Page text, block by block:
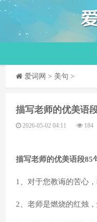
爱词网 > 美句 >
描写老师的优美语
2026-05-02 04:11 184
描写老师的优美语段85
1、对于您教诲的苦心
2、老师是燃烧的红烛